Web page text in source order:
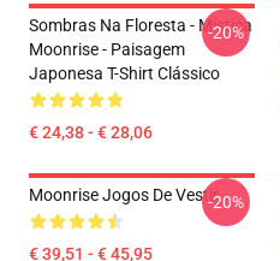
Sombras Na Floresta - Mística
Moonrise - Paisagem
Japonesa T-Shirt Clássico
€ 24,38 - € 28,06
-20%
Moonrise Jogos De Vestir
€ 39,51 - € 45,95
-20%